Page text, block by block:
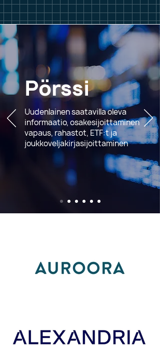
Tervetuloa!
Pörssi
Uudenlainen saatavilla oleva
informaatio, osakesijoittaminen
vapaus, rahastot, ETF:t ja
joukkoveljakirjasijoittaminen